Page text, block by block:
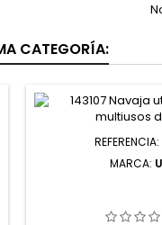
CATEGORÍA:
REFERENCIA:
MARCA:
PLANOS